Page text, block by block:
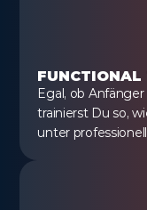
FUNCTIONAL
Egal, ob
trainierst Du so,
unter